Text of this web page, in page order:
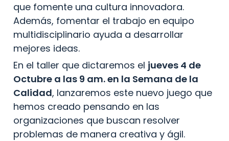
que fomente una cultura innovadora.
Además, fomentar el trabajo en equipo
multidisciplinario ayuda a desarrollar
mejores ideas.
En el taller que dictaremos el jueves 4 de
Octubre a las 9 am. en la Semana de la
Calidad, lanzaremos este nuevo juego que
hemos creado pensando en las
organizaciones que buscan resolver
problemas de manera creativa y ágil.